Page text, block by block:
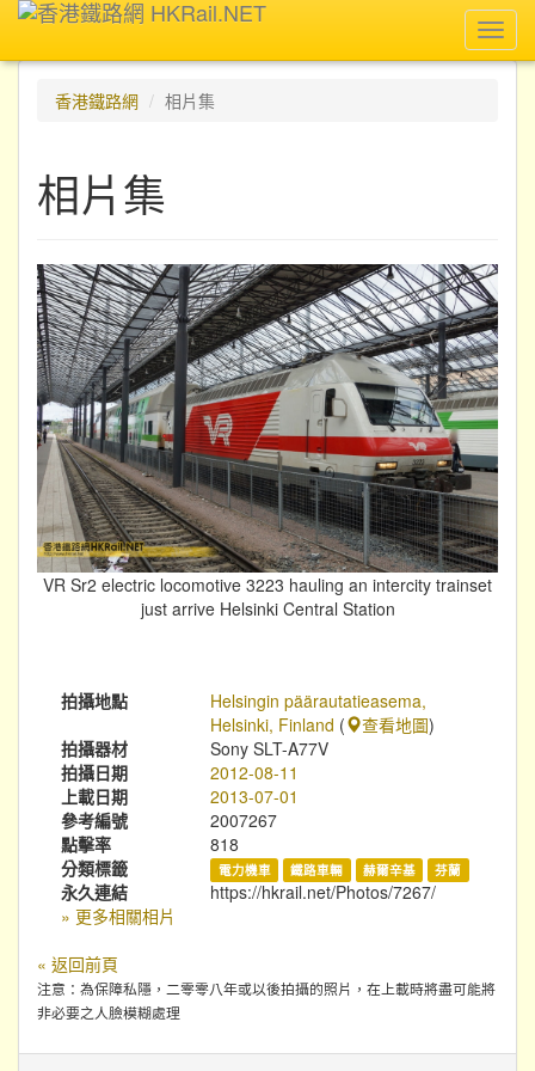
香港鐵路網
相片集
相片集
VR Sr2 electric locomotive 3223 hauling an intercity trainset
just arrive Helsinki Central Station
拍攝地點
Helsingin päärautatieasema,
Helsinki, Finland ( 查看地圖)
拍攝器材
Sony SLT-A77V
拍攝日期
2012-08-11
上載日期
2013-07-01
參考編號
2007267
點擊率
818
分類標籤
電力機車 鐵路車輛 赫爾辛基 芬蘭
永久連結
https://hkrail.net/Photos/7267/
» 更多相關相片
« 返回前頁
注意：為保障私隱，二零零八年或以後拍攝的照片，在上載時將盡可能將
非必要之人臉模糊處理